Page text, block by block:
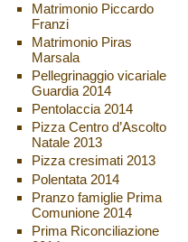
Matrimonio Piccardo
Franzi
Matrimonio Piras
Marsala
Pellegrinaggio vicariale
Guardia 2014
Pentolaccia 2014
Pizza Centro d’Ascolto
Natale 2013
Pizza cresimati 2013
Polentata 2014
Pranzo famiglie Prima
Comunione 2014
Prima Riconciliazione